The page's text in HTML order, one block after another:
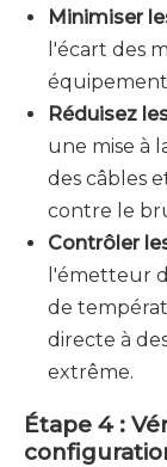
Minimiser
l'écart des
Réduisez
une mise à
des câbles
contre le
Contrôler
l'émetteur
de
directe à
extrême.
Étape 4 :